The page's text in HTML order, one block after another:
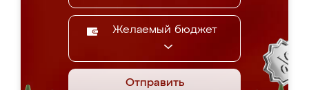
Желаемый бюджет
Отправить